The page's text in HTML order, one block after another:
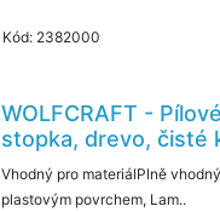
Kód: 2382000
WOLFCRAFT -
stopka, drevo, čisté
Vhodný pro materiálPlně
plastovým povrchem, Lam..